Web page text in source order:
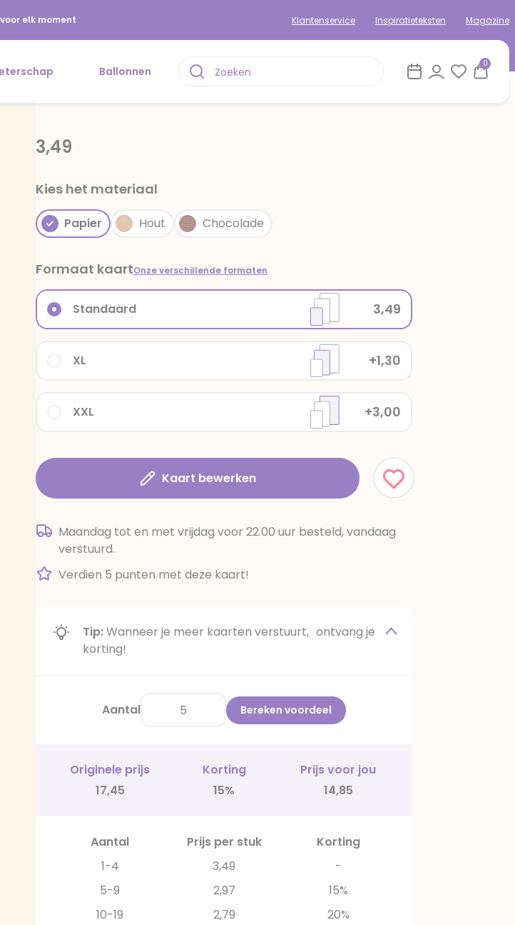
elk moment Klantenservice Inspiratieteksten Magazine
Ballonnen
0
3,49
Kies het materiaal
Papier Hout Chocolade
Formaat kaartOnze verschillende formaten
XXL +3,00
XL +1,30
Standaard 3,49
Kaart bewerken
Maandag tot en met vrijdag voor 22.00 uur besteld, vandaag
verstuurd.
Verdien 5 punten met deze kaart!
Tip:Wanneer je meer kaarten verstuurt, ontvang je
korting!
Aantal Bereken voordeel
Originele prijs Korting
Prijs voor jou
17,45
15% 14,85
Aantal Prijs per stuk
Korting
1-4
3,49
-
5-9
2,97
15%
10-19
2,79
20%